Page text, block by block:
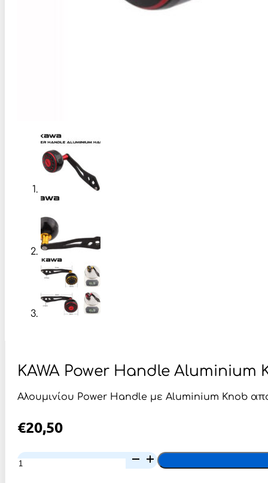
KAWA Power Handle Aluminium
Αλουμινίου Power Handle με Aluminium Knob
€20,50
KAWA
Power